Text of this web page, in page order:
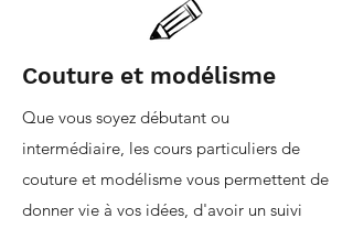
Couture et modélisme
Que vous soyez débutant ou
intermédiaire, les cours particuliers de
couture et modélisme vous permettent de
donner vie à vos idées, d'avoir un suivi